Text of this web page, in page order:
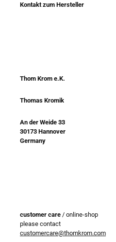
Kontakt zum Hersteller
Thom Krom e.K.
Thomas Kromik
An der Weide 33
30173 Hannover
Germany
customer care / online-shop
please contact
customercare@thomkrom.com